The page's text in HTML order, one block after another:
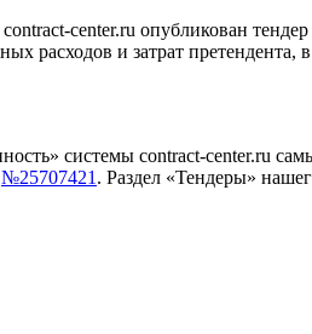
center.ru опубликован
расходов и затрат претендента,
системы contract-center.ru
№25707421 . Раздел «Тендеры»